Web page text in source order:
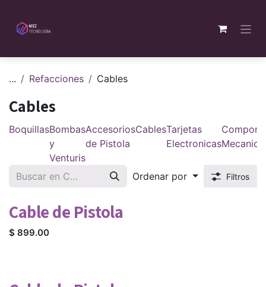
... Refacciones Cables
Cables
BoquillasBombas
y
Venturis
Accesorios
de Pistola
CablesTarjetas
Electronicas
Ordenar por Filtros
Cable de Pistola
$ 899.00